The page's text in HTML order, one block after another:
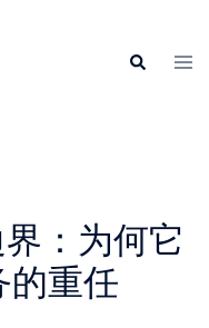
Search
：为何它
的重任